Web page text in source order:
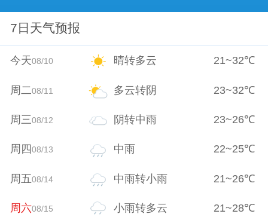
7日天气预报
今天08/10 晴转多云 21~32℃
周二08/11 多云转阴 23~32℃
周三08/12 阴转中雨 23~26℃
周四08/13 中雨 22~25℃
周五08/14 中雨转小雨 21~26℃
周六08/15 小雨转多云 21~28℃